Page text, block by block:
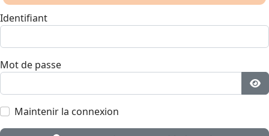
Identifiant
Mot de passe
Maintenir la connexion